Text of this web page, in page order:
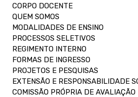
CORPO DOCENTE
QUEM SOMOS
MODALIDADES DE ENSINO
PROCESSOS SELETIVOS
REGIMENTO INTERNO
FORMAS DE INGRESSO
PROJETOS E PESQUISAS
EXTENSÃO E RESPONSABILIDADE
COMISSÃO PRÓPRIA DE AVALIAÇÃO